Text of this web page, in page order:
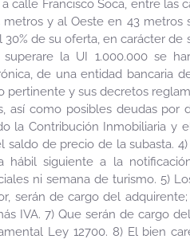
calle Francisco Soca, entre las
metros y al Oeste en 43 metros
de su oferta, en carácter
la UI 1.000.000 se
de una entidad bancaria
pertinente y sus decretos
así como posibles deudas por
la Contribución Inmobiliaria y
de precio de la subasta.
hábil siguiente a la
ni semana de turismo. 5)
serán de cargo del
IVA. 7) Que serán de cargo
Ley 12700. 8) El bien